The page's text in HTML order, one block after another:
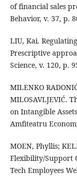
of financial sales
Behavior, v. 37, p.
LIU, Kai.
Prescriptive
Science, v. 120, p.
MILENKO
MILOSAVLJEVIĆ.
on Intangible
Amfiteatru
MOEN, Phyllis;
Flexibility/Support
Tech Employees